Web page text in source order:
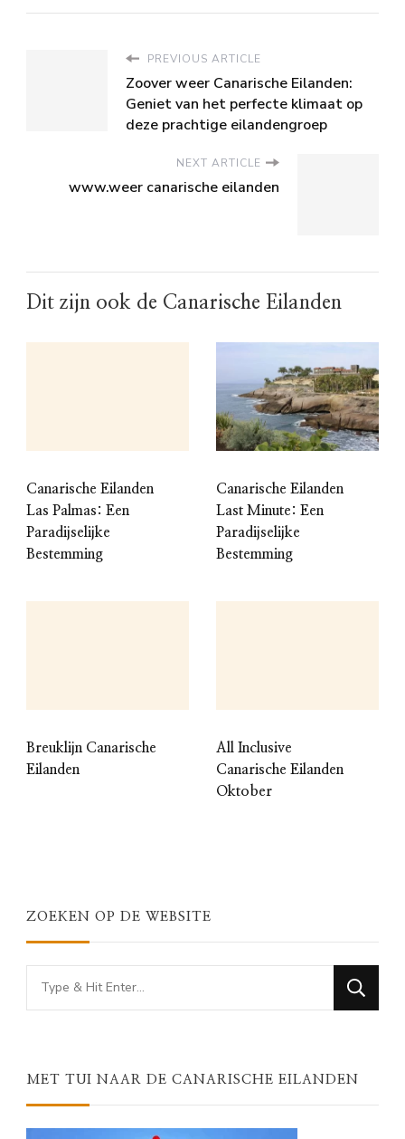
PREVIOUS ARTICLE
Zoover weer Canarische Eilanden:
Geniet van het perfecte klimaat op
deze prachtige eilandengroep
NEXT ARTICLE
www.weer canarische eilanden
Dit zijn ook de Canarische Eilanden
Canarische Eilanden
Las Palmas: Een
Paradijselijke
Bestemming
Canarische Eilanden
Last Minute: Een
Paradijselijke
Bestemming
Breuklijn Canarische
Eilanden
All Inclusive
Canarische Eilanden
Oktober
ZOEKEN OP DE WEBSITE
Looking
for
MET TUI NAAR DE CANARISCHE EILANDEN